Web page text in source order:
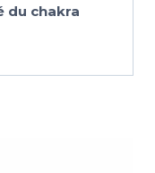
du chakra